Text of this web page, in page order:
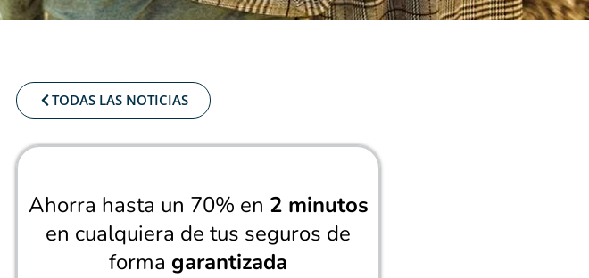
TODAS LAS NOTICIAS
Ahorra hasta un 70% en 2 minutos
en cualquiera de tus seguros de
forma garantizada